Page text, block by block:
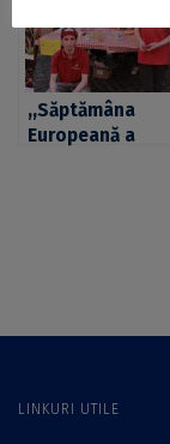
Dinozaurilor
Hațegului în
,,Săptămâna
Europeană a
LINKURI UTILE